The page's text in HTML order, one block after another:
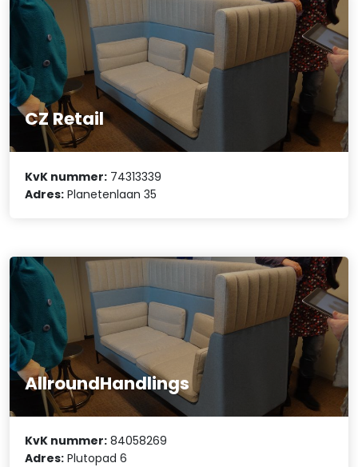
CZ Retail
KvK nummer: 74313339
Adres: Planetenlaan 35
AllroundHandlings
KvK nummer: 84058269
Adres: Plutopad 6